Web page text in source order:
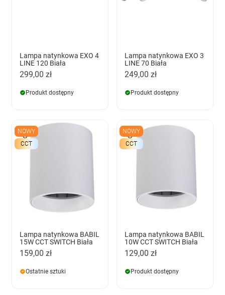
Lampa natynkowa EXO 4
LINE 120 Biała
299,00 zł
Produkt dostępny
Lampa natynkowa EXO 3
LINE 70 Biała
249,00 zł
Produkt dostępny
NOWY
CCT
Lampa natynkowa BABIL
15W CCT SWITCH Biała
159,00 zł
Ostatnie sztuki
NOWY
CCT
Lampa natynkowa BABIL
10W CCT SWITCH Biała
129,00 zł
Produkt dostępny